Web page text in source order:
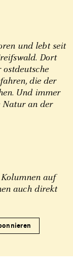
und lebt seit
Dort
die der
Und immer
Natur an der
auf
auch direkt